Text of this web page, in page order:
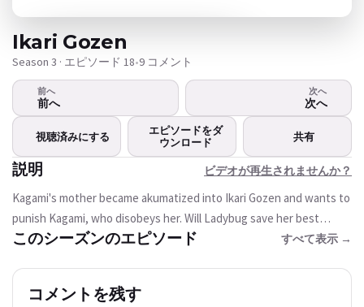
ビデオが再生されませんか？
この動画は現在ご利用いただけま
Ikari Gozen
Season 3 · エピソード 18•9 コメント
前へ
前へ
次へ
次へ
視聴済みにする
エピソードをダ
ウンロード
共有
説明 ビデオが再生されませんか？
Kagami's mother became akumatized into Ikari Gozen and wants to
punish Kagami, who disobeys her. Will Ladybug save her best
enemy?
このシーズンのエピソード すべて表示 →
コメントを残す